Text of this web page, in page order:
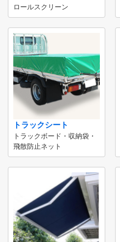
ロールスクリーン
トラックシート
トラックボード・収納袋・
飛散防止ネット